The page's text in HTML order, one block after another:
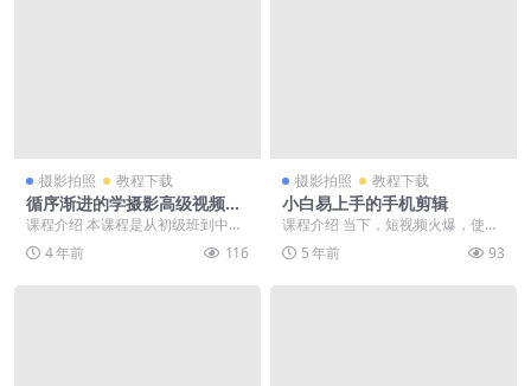
摄影拍照 教程下载
循序渐进的学摄影高级视频课
程
课程介绍 本课程是从初级班到中级
班到高级班的一个系统。高级班是
以风光题材，人文题...
4 年前 116
摄影拍照 教程下载
小白易上手的手机剪辑
课程介绍 当下，短视频火爆，使我
们每一个人都成了导演，拿起手机
就能拍摄，每人都可...
5 年前 93